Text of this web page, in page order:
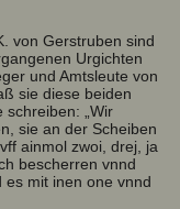
von Gerstruben sind
Urgichten
und Amtsleute von
sie diese beiden
„Wir
sie an der Scheiben
ainmol zwoi, drej, ja
bescherren vnnd
mit inen one vnnd